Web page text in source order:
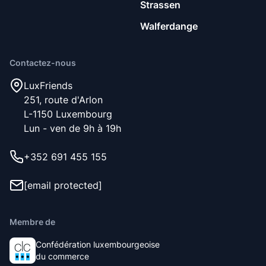
Nous vous recommandons de vous inscrire . Nous vous
ajouterons à la liste d’attente et vous informerons dès que
nous aurons une place de libre. Nous sélectionnons les
fondamentales de notre communauté, à savoir être
Strassen
Walferdange
Contactez-nous
LuxFriends
251, route d'Arlon
L-1150 Luxembourg
Lun - ven de 9h à 19h
+352 691 455 155
[email protected]
Membre de
Confédération luxembourgeoise
du commerce